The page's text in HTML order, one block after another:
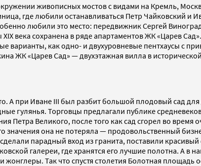
живописных мостов с видами на Кремль,
где любили останавливаться Петр Чайковский и
любили это место: передвижник Сергей
века сохранена в ряде апартаментов ЖК «Царев
варианты, как одно- и двухуровневые пентхаусы с
ЖК «Царев Сад» — двухэтажная вилла в
А при Иване III был разбит большой плодовый сад
гулянья. Торговцы предлагали публике
Петра Великого, после того как сад сгорел во время
она не потеряла — продовольственный
парадный вход из гранита, поставили
галереи, где хранятся его лучшие полотна. А в
Так что спустя столетия Болотная площадь